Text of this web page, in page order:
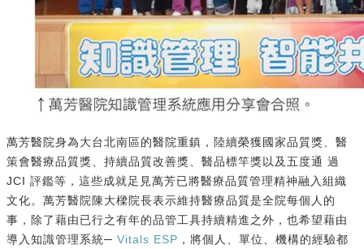
萬芳醫院身為大台北南區的醫院重鎮，陸續榮獲國家品質獎、醫
策會醫療品質獎、持續品質改善獎、醫品標竿獎以及五度通 過
JCI 評鑑等，這些成就足見萬芳已將醫療品質管理精神融入組織
文化。萬芳醫院陳大樑院長表示維持醫療品質是全院每個人的
事，除了藉由已行之有年的品管工具持續精進之外，也希望藉由
導入知識管理系統─ Vitals ESP ，將個人、單位、機構的經驗都